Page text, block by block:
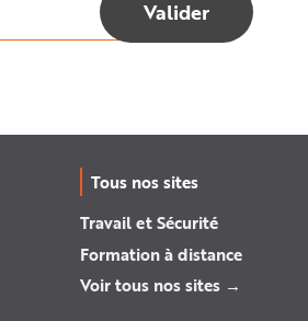
Tous nos sites
Travail et Sécurité
Formation à distance
Voir tous nos sites →